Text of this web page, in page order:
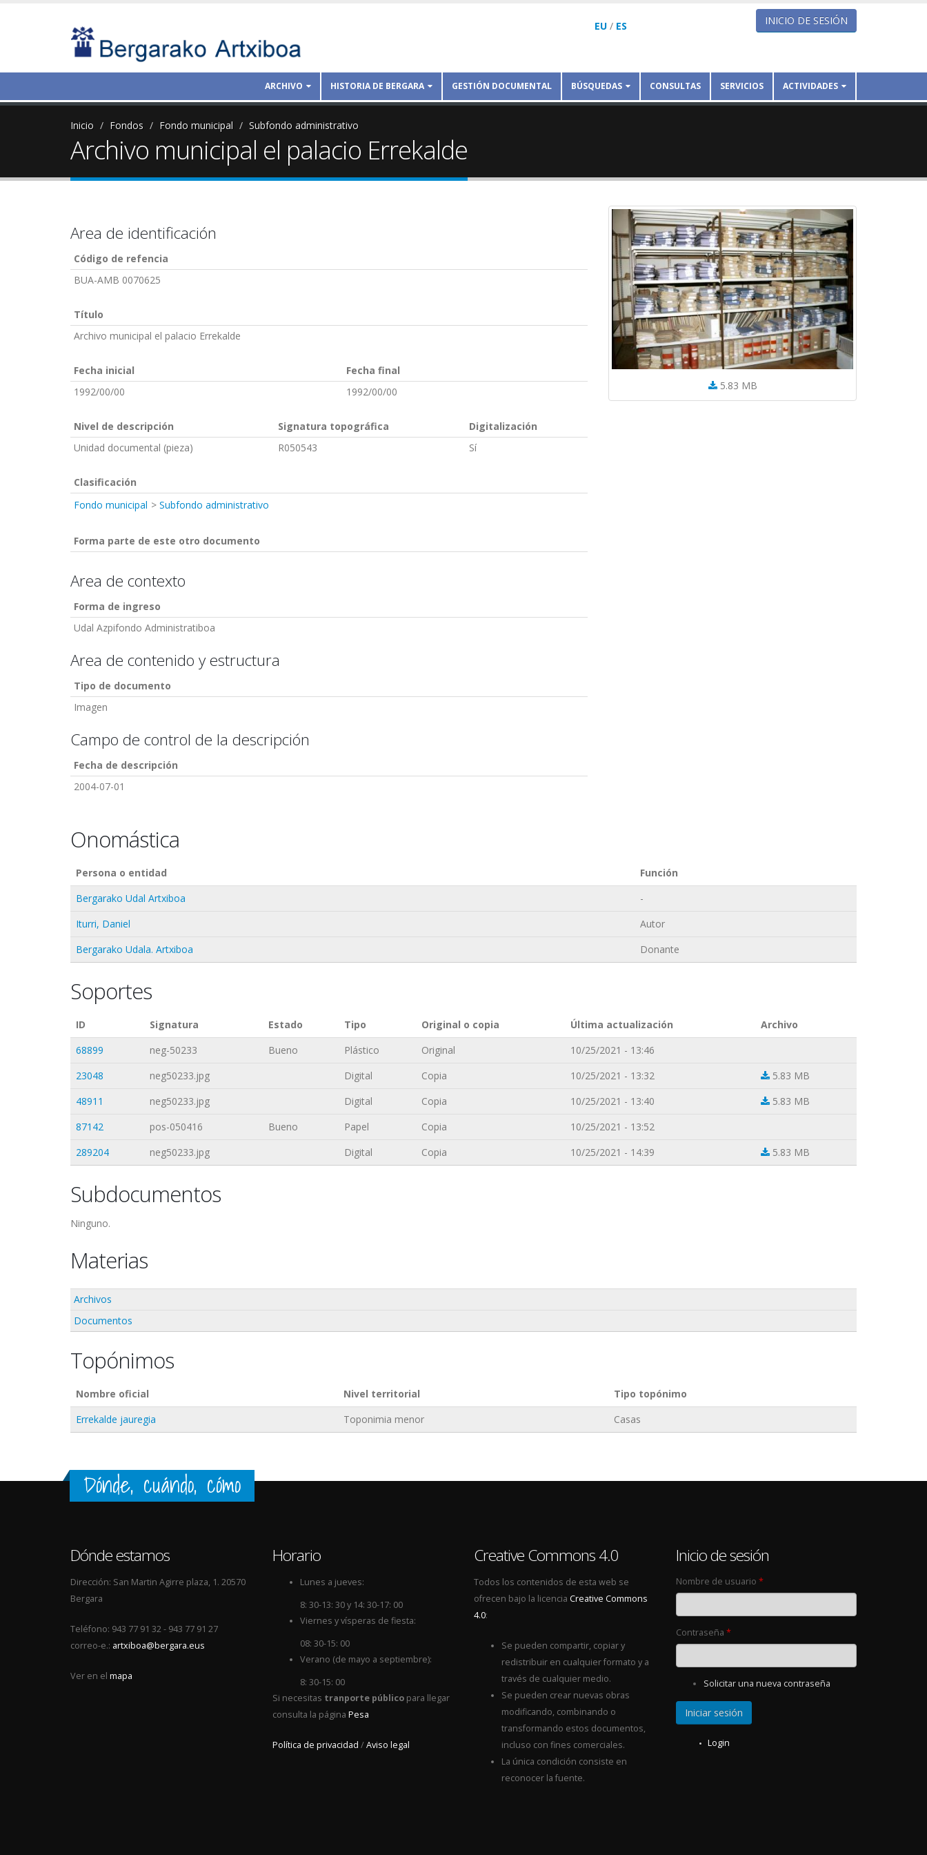
EU / ES INICIO DE SESIÓN
ARCHIVO HISTORIA DE BERGARA GESTIÓN DOCUMENTAL BÚSQUEDAS CONSULTAS SERVICIOS ACTIVIDADES
Inicio Fondos Fondo municipal Subfondo administrativo
Archivo municipal el palacio Errekalde
Area de identificación
Código de refencia
BUA-AMB 0070625
Título
Archivo municipal el palacio Errekalde
Fecha inicial
Fecha final
1992/00/00
1992/00/00
Nivel de descripción Signatura topográfica
Digitalización
Unidad documental (pieza)
R050543 Sí
Clasificación
Fondo municipal
Subfondo administrativo
Forma parte de este otro documento
Area de contexto
Forma de ingreso
Udal Azpifondo Administratiboa
Area de contenido y estructura
Tipo de documento
Imagen
Campo de control de la descripción
Fecha de descripción
2004-07-01
5.83 MB
Onomástica
Persona o entidad
Función
Bergarako Udal Artxiboa
-
Iturri, Daniel
Autor
Bergarako Udala. Artxiboa
Donante
Soportes
ID Signatura Estado Tipo Original o copia Última actualización
Archivo
68899
neg-50233 Bueno Plástico Original
10/25/2021 - 13:46
23048
neg50233.jpg Digital Copia 10/25/2021 - 13:32
5.83 MB
48911
neg50233.jpg Digital Copia 10/25/2021 - 13:40
5.83 MB
87142
pos-050416 Bueno Papel Copia
10/25/2021 - 13:52
289204
neg50233.jpg Digital Copia 10/25/2021 - 14:39 5.83 MB
Subdocumentos
Ninguno.
Materias
Archivos
Documentos
Topónimos
Nombre oficial Nivel territorial
Tipo topónimo
Errekalde jauregia
Toponimia menor Casas
Dónde, cuándo, cómo
Dónde estamos
Dirección: San Martin Agirre plaza, 1. 20570
Bergara
Teléfono: 943 77 91 32 - 943 77 91 27
correo-e.: artxiboa@bergara.eus
Ver en el mapa
Horario
Lunes a jueves:
8: 30-13: 30 y 14: 30-17: 00
Viernes y vísperas de fiesta:
08: 30-15: 00
Verano (de mayo a septiembre):
8: 30-15: 00
Si necesitas tranporte públicopara llegar
consulta la página Pesa
Política de privacidad /Aviso legal
Creative Commons 4.0
Todos los contenidos de esta web se
ofrecen bajo la licencia Creative Commons
4.0:
Se pueden compartir, copiar y
redistribuir en cualquier formato y a
través de cualquier medio.
Se pueden crear nuevas obras
modificando, combinando o
transformando estos documentos,
incluso con fines comerciales.
La única condición consiste en
reconocer la fuente.
Inicio de sesión
Nombre de usuario *
Contraseña *
Solicitar una nueva contraseña
Login